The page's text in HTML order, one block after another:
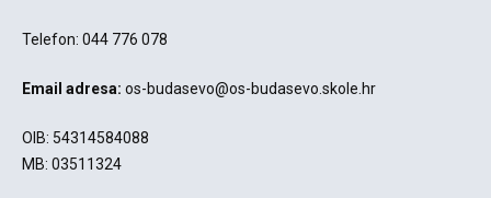
Telefon: 044 776 078
Email adresa: os-budasevo@os-budasevo.skole.hr
OIB: 54314584088
MB: 03511324